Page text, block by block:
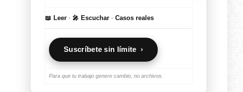
📖 Leer · 🎤 Escuchar · Casos reales
Suscríbete sin límite ›
Para que tu trabajo genere cambio, no archivos.